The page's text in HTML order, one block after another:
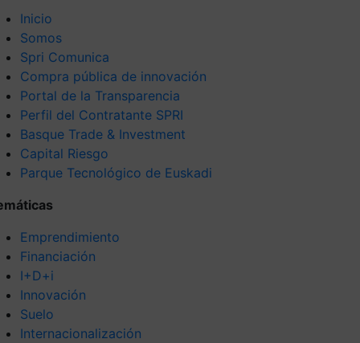
Inicio
Somos
Spri Comunica
Compra pública de innovación
Portal de la Transparencia
Perfil del Contratante SPRI
Basque Trade & Investment
Capital Riesgo
Parque Tecnológico de Euskadi
Emprendimiento
Financiación
I+D+i
Innovación
Suelo
Internacionalización